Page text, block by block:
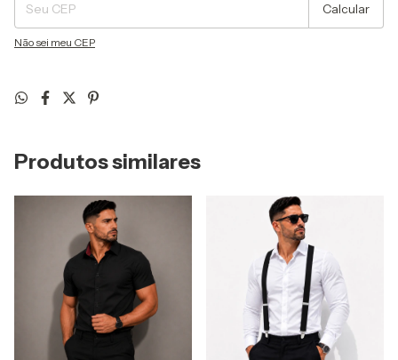
Calcular
Não sei meu CEP
Produtos similares